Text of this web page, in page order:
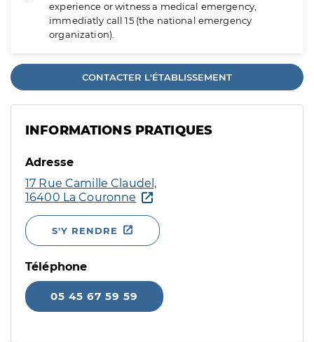
experience or witness a medical emergency,
immediatly call 15 (the national emergency
organization).
CONTACTER L'ÉTABLISSEMENT
INFORMATIONS PRATIQUES
Adresse
17 Rue Camille Claudel,
16400 La Couronne
S'Y RENDRE
Téléphone
05 45 67 59 59